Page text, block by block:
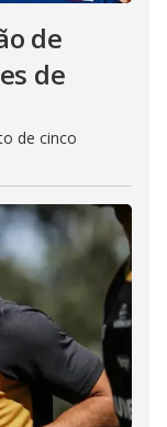
de
de
de cinco